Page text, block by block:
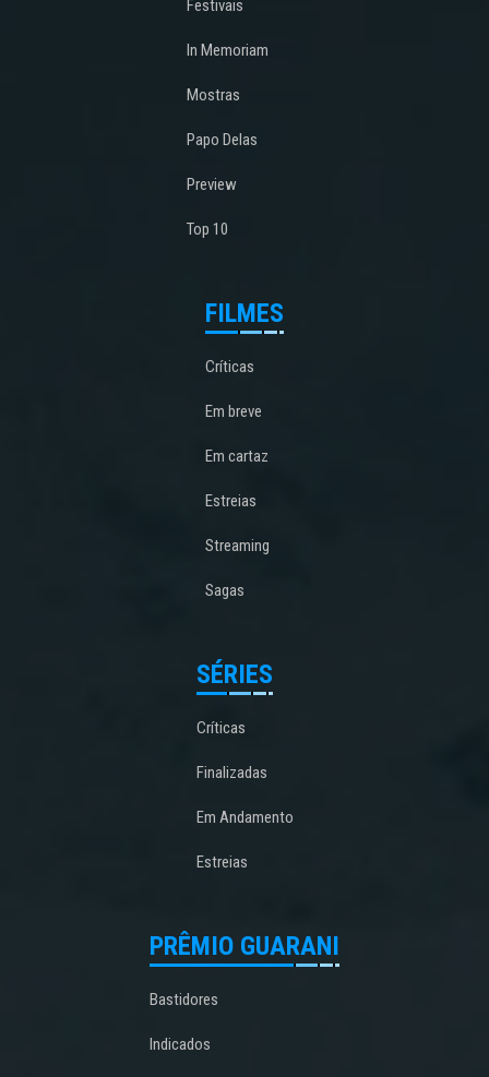
Festivais
In Memoriam
Mostras
Papo Delas
Preview
Top 10
FILMES
Críticas
Em breve
Em cartaz
Estreias
Streaming
Sagas
SÉRIES
Críticas
Finalizadas
Em Andamento
Estreias
PRÊMIO GUARANI
Bastidores
Indicados